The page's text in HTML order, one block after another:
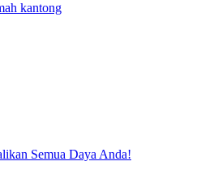
kantong
Semua Daya Anda!